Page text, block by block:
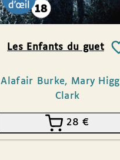
Les Enfants du guet
Alafair Burke, Mary
Clark
28€